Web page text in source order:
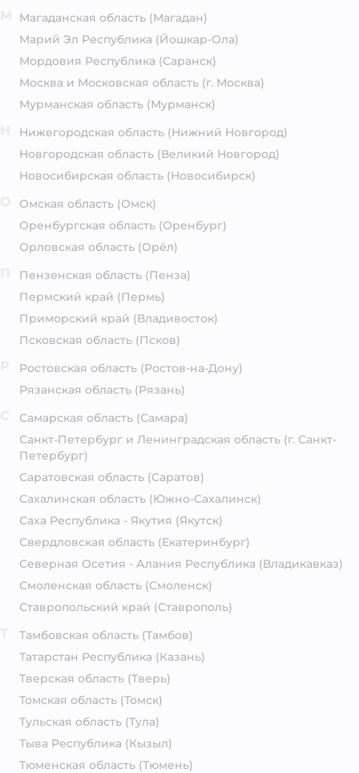
Магаданская область (Магадан)
Марий Эл Республика (Йошкар-Ола)
Мордовия Республика (Саранск)
Москва и Московская область (г. Москва)
Мурманская область (Мурманск)
Нижегородская область (Нижний Новгород)
Новгородская область (Великий Новгород)
Новосибирская область (Новосибирск)
Омская область (Омск)
Оренбургская область (Оренбург)
Орловская область (Орёл)
Пензенская область (Пенза)
Пермский край (Пермь)
Приморский край (Владивосток)
Псковская область (Псков)
Ростовская область (Ростов-на-Дону)
Рязанская область (Рязань)
Самарская область (Самара)
Санкт-Петербург и Ленинградская область (г. Санкт-
Петербург)
Саратовская область (Саратов)
Сахалинская область (Южно-Сахалинск)
Саха Республика - Якутия (Якутск)
Свердловская область (Екатеринбург)
Северная Осетия - Алания Республика (Владикавказ)
Смоленская область (Смоленск)
Ставропольский край (Ставрополь)
Тамбовская область (Тамбов)
Татарстан Республика (Казань)
Тверская область (Тверь)
Томская область (Томск)
Тульская область (Тула)
Тыва Республика (Кызыл)
Тюменская область (Тюмень)